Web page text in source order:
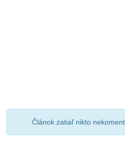
Článok zatiaľ nikto